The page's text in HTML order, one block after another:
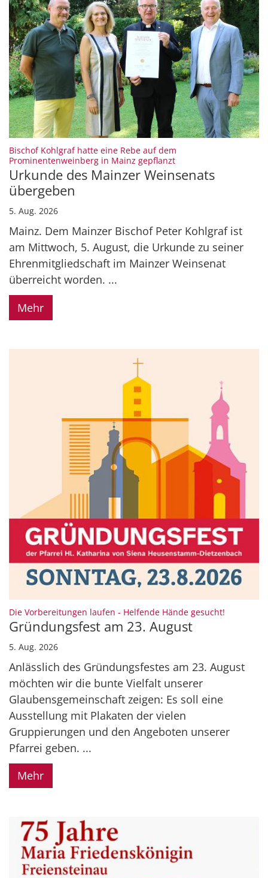
Bischof Kohlgraf hatte eine Rebe auf dem
Prominentenweinberg in Mainz gepflanzt:
Urkunde des Mainzer Weinsenats
übergeben
5. Aug. 2026
Mainz. Dem Mainzer Bischof Peter Kohlgraf ist
am Mittwoch, 5. August, die Urkunde zu seiner
Ehrenmitgliedschaft im Mainzer Weinsenat
überreicht worden. ...
Mehr
Die Vorbereitungen laufen - Helfende Hände gesucht!
Gründungsfest am 23. August
5. Aug. 2026
Anlässlich des Gründungsfestes am 23. August
möchten wir die bunte Vielfalt unserer
Glaubensgemeinschaft zeigen: Es soll eine
Ausstellung mit Plakaten der vielen
Gruppierungen und den Angeboten unserer
Pfarrei geben. ...
Mehr